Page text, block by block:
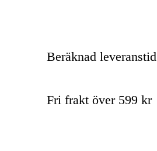
Beräknad
Fri frakt över 599 kr